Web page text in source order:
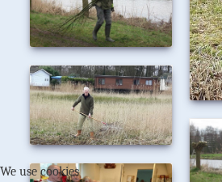
We use cookies